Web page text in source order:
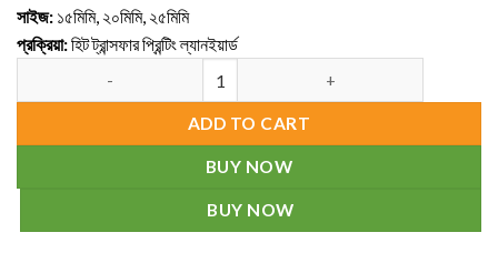
সাইজ: ১৫মিমি, ২০মিমি, ২৫মিমি
প্রক্রিয়া:হিট ট্রান্সফার প্রিন্টিং ল্যানইয়ার্ড
ADD TO CART
BUY NOW
BUY NOW